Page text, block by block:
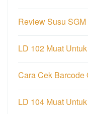
Review Susu
LD 102 Muat
Cara Cek Barcode
LD 104 Muat